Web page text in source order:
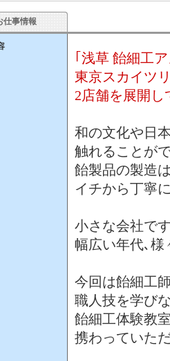
仕事情報
｢浅草 飴細工
東京スカイツ
2店舗を展開
和の文化や日
触れることが
飴製品の製造
イチから丁寧
小さな会社で
幅広い年代､様
今回は飴細工
職人技を学び
飴細工体験教
携わっていた